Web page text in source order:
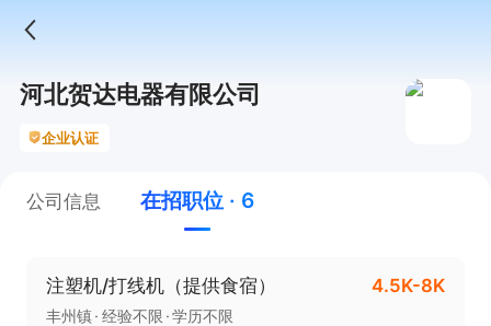
河北贺达电器有限公司
企业认证
公司信息 在招职位 · 6
注塑机/打线机（提供食宿） 4.5K-8K
丰州镇 经验不限 学历不限